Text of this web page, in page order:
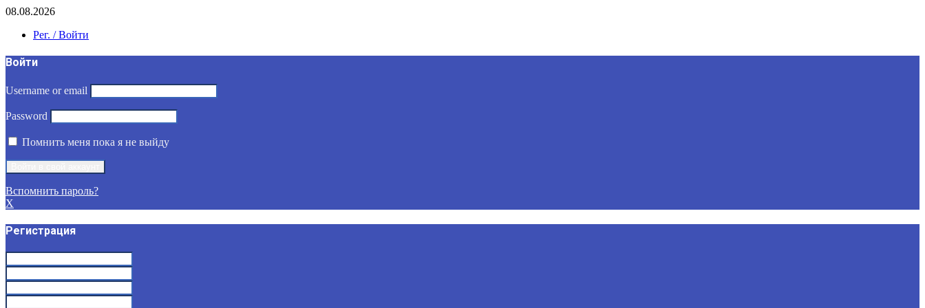
08.08.2026
Рег. / Войти
Войти
Username or email
Password
Помнить меня пока я не выйду
Вспомнить пароль?
X
Регистрация